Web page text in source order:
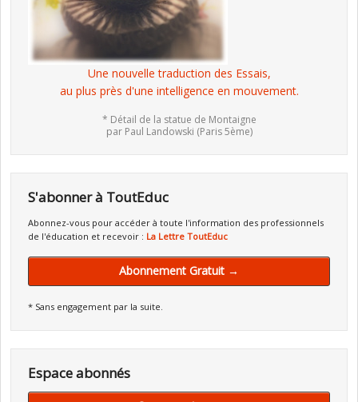
Une nouvelle traduction des Essais,
au plus près d'une intelligence en mouvement.
* Détail de la statue de Montaigne
par Paul Landowski (Paris 5ème)
S'abonner à ToutEduc
Abonnez-vous pour accéder à toute l'information des professionnels
de l'éducation et recevoir : La Lettre ToutEduc
Abonnement Gratuit →
* Sans engagement par la suite.
Espace abonnés